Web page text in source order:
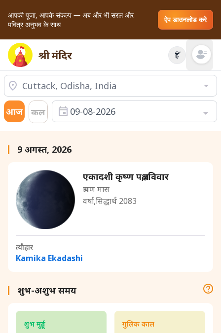
आपकी पूजा, आपके संकल्प — अब और भी सरल और
पवित्र अनुभव के साथ
ऐप डाउनलोड करे
हिं Open
आज कल 09-08-2026
9 अगस्त, 2026
एकादशी कृष्ण पक्ष,रविवार
श्रावण मास
वर्षा,सिद्धार्थ 2083
त्यौहार
Kamika Ekadashi
शुभ-अशुभ समय
शुभ मुहूर्त
गुलिक काल